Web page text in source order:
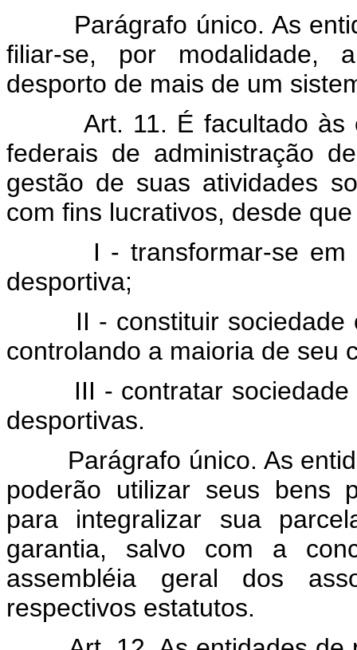
Parágrafo único. As
filiar-se, por modalidade,
desporto de mais de um
Art. 11. É facultado às
federais de administração
gestão de suas atividades
com fins lucrativos, desde
I - transformar-se em
desportiva;
II - constituir sociedade
controlando a maioria de seu
III - contratar sociedade
desportivas.
Parágrafo único. As
poderão utilizar seus bens
para integralizar sua
garantia, salvo com a
assembléia geral dos
respectivos estatutos.